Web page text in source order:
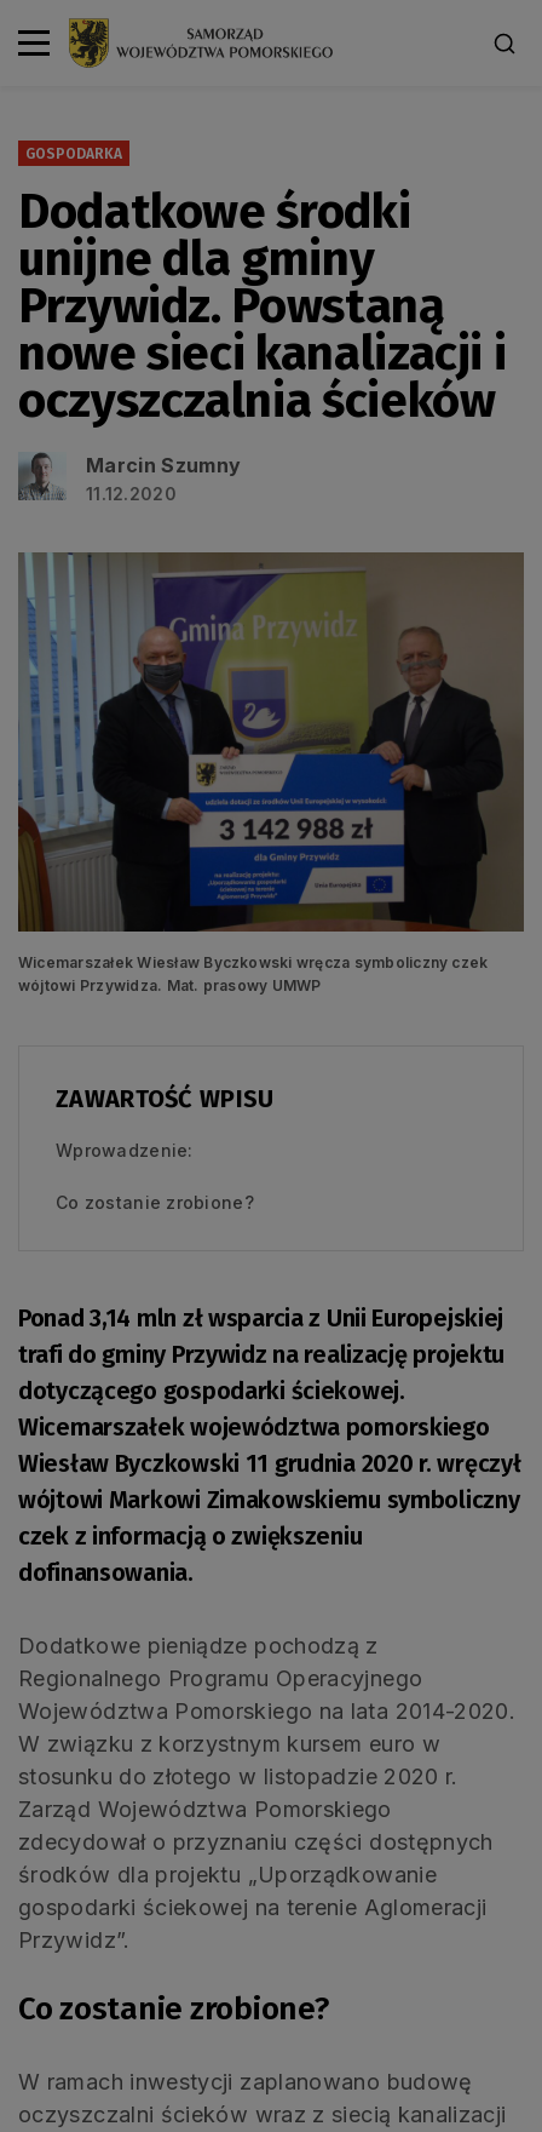
GOSPODARKA
Dodatkowe środki
unijne dla gminy
Przywidz. Powstaną
nowe sieci kanalizacji i
oczyszczalnia ścieków
Marcin Szumny
11.12.2020
Wicemarszałek Wiesław Byczkowski wręcza symboliczny czek
wójtowi Przywidza. Mat. prasowy UMWP
ZAWARTOŚĆ WPISU
Wprowadzenie:
Co zostanie zrobione?
Ponad 3,14 mln zł wsparcia z Unii Europejskiej
trafi do gminy Przywidz na realizację projektu
dotyczącego gospodarki ściekowej.
Wicemarszałek województwa pomorskiego
Wiesław Byczkowski 11 grudnia 2020 r. wręczył
wójtowi Markowi Zimakowskiemu symboliczny
czek z informacją o zwiększeniu
dofinansowania.
Dodatkowe pieniądze pochodzą z
Regionalnego Programu Operacyjnego
Województwa Pomorskiego na lata 2014-2020.
W związku z korzystnym kursem euro w
stosunku do złotego w listopadzie 2020 r.
Zarząd Województwa Pomorskiego
zdecydował o przyznaniu części dostępnych
środków dla projektu „Uporządkowanie
gospodarki ściekowej na terenie Aglomeracji
Przywidz”.
Co zostanie zrobione?
W ramach inwestycji zaplanowano budowę
oczyszczalni ścieków wraz z siecią kanalizacji